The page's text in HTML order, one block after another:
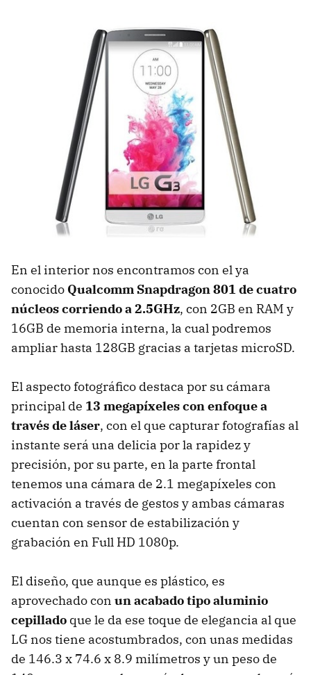
En el interior nos encontramos con el ya
conocido Qualcomm Snapdragon 801 de cuatro
núcleos corriendo a 2.5GHz, con 2GB en RAM y
16GB de memoria interna, la cual podremos
ampliar hasta 128GB gracias a tarjetas microSD.
El aspecto fotográfico destaca por su cámara
principal de 13 megapíxeles con enfoque a
través de láser, con el que capturar fotografías al
instante será una delicia por la rapidez y
precisión, por su parte, en la parte frontal
tenemos una cámara de 2.1 megapíxeles con
activación a través de gestos y ambas cámaras
cuentan con sensor de estabilización y
grabación en Full HD 1080p.
El diseño, que aunque es plástico, es
aprovechado con un acabado tipo aluminio
cepillado que le da ese toque de elegancia al que
LG nos tiene acostumbrados, con unas medidas
de 146.3 x 74.6 x 8.9 milímetros y un peso de